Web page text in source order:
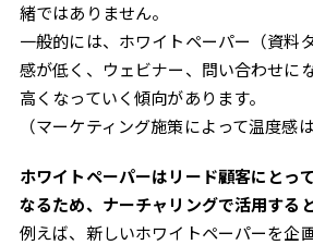
緒ではありません。
一般的には、ホワイトペーパー（資料
感が低く、ウェビナー、問い合わせに
高くなっていく傾向があります。
（マーケティング施策によって温度感
ホワイトペーパーはリード顧客にとっ
なるため、ナーチャリングで活用する
例えば、新しいホワイトペーパーを